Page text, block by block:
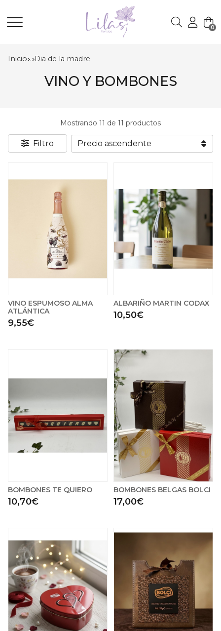
Buscar 0
Inicio . dia de la madre
VINO Y BOMBONES
Mostrando 11 de 11 productos
Filtro
VINO ESPUMOSO ALMA
ATLÁNTICA
9,55€
ALBARIÑO MARTIN CODAX
10,50€
BOMBONES TE QUIERO
10,70€
BOMBONES BELGAS BOLCI
17,00€